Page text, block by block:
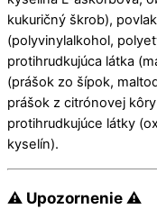
kukuričný škrob),
(polyvinylalkohol,
protihrudkujúca látka
(prášok zo šípok,
prášok z citrónovej
protihrudkujúce látky
kyselín).
⚠ Upozornenie ⚠